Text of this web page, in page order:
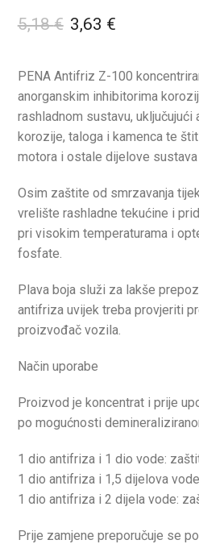
5,18€ 3,63 €
PENA Antifriz Z-100
anorganskim inhibitorima
rashladnom sustavu,
korozije, taloga i kamenca te
motora i ostale dijelove sustava
Osim zaštite od smrzavanja
vrelište rashladne tekućine i
pri visokim temperaturama i
fosfate.
Plava boja služi za lakše
antifriza uvijek treba provjeriti
proizvođač vozila.
Način uporabe
Proizvod je koncentrat i prije
po mogućnosti
1 dio antifriza i 1 dio vode:
1 dio antifriza i 1,5 dijelova
1 dio antifriza i 2 dijela vode:
Prije zamjene preporučuje se